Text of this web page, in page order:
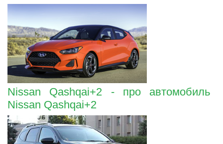
Nissan Qashqai+2 - про автомобиль
Nissan Qashqai+2